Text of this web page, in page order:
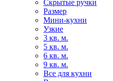
Скрытые ручки
Размер
Мини-кухни
Узкие
3 кв. м.
5 кв. м.
6 кв. м.
9 кв. м.
Все для кухни